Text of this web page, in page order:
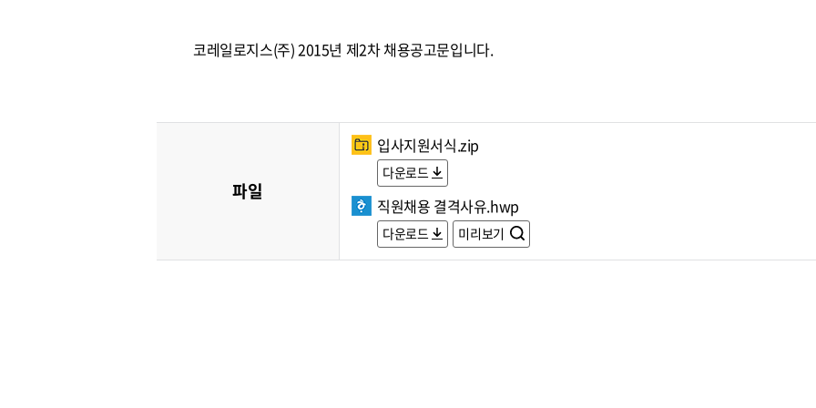
코레일로지스(주) 2015년 제2차 채용공고문입니다.
파일
입사지원서식.zip
다운로드
직원채용 결격사유.hwp
다운로드 미리보기